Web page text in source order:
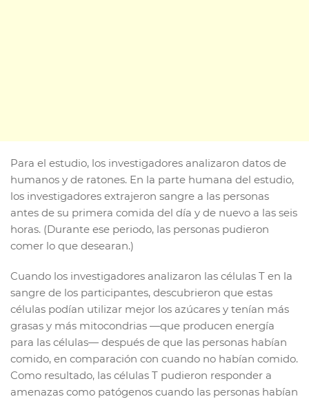
Para el estudio, los investigadores analizaron datos de
humanos y de ratones. En la parte humana del estudio,
los investigadores extrajeron sangre a las personas
antes de su primera comida del día y de nuevo a las seis
horas. (Durante ese periodo, las personas pudieron
comer lo que desearan.)
Cuando los investigadores analizaron las células T en la
sangre de los participantes, descubrieron que estas
células podían utilizar mejor los azúcares y tenían más
grasas y más mitocondrias —que producen energía
para las células— después de que las personas habían
comido, en comparación con cuando no habían comido.
Como resultado, las células T pudieron responder a
amenazas como patógenos cuando las personas habían